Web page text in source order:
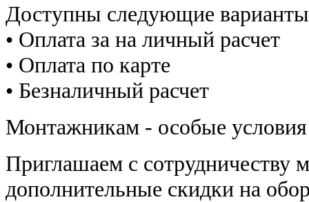
Доступны следующие
• Оплата за на личный расчет
• Оплата по карте
• Безналичный расчет
Монтажникам - особые условия
Приглашаем с сотрудничеству
дополнительные скидки на